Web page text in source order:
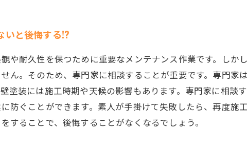
いと後悔する!?
や耐久性を保つために重要なメンテナンス作業です。し
ん。そのため、専門家に相談することが重要です。専門
塗装には施工時期や天候の影響もあります。専門家に相
防ぐことができます。素人が手掛けて失敗したら、再度
することで、後悔することがなくなるでしょう。